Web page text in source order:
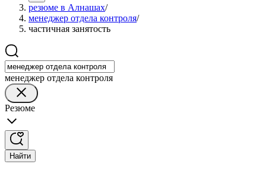
резюме в Алнашах/
менеджер отдела контроля/
частичная занятость
менеджер отдела контроля
Резюме
Найти